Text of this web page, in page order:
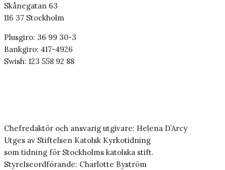
Skånegatan 63
116 37 Stockholm
Plusgiro: 36 99 30-3
Bankgiro: 417-4926
Swish: 123 558 92 88
Chefredaktör och ansvarig utgivare: Helena D’Arcy
Utges av Stiftelsen Katolsk Kyrkotidning
som tidning för Stockholms katolska stift.
Styrelseordförande: Charlotte Byström